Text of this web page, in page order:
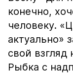
конечно,
человеку.
актуально»
свой
Рыбка с